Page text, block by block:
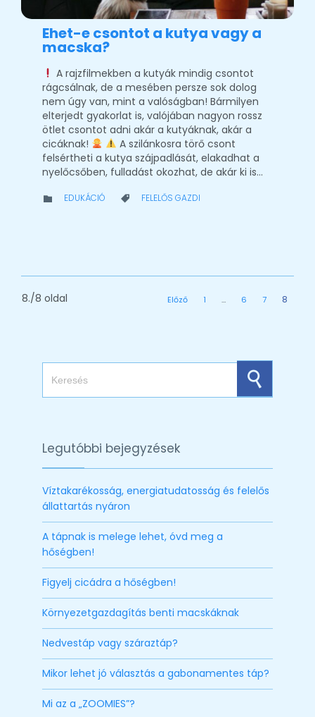
Ehet-e csontot a kutya vagy a
macska?
A rajzfilmekben a kutyák mindig csontot
rágcsálnak, de a mesében persze sok dolog
nem úgy van, mint a valóságban! Bármilyen
elterjedt gyakorlat is, valójában nagyon rossz
ötlet csontot adni akár a kutyáknak, akár a
cicáknak!
A szilánkosra törő csont
felsértheti a kutya szájpadlását, elakadhat a
nyelőcsőben, fulladást okozhat, de akár ki is…
 CATEGORY
EDUKÁCIÓ  CATEGORY
FELELŐS GAZDI
8./8 oldal Előző 1 … 6 7 8
Legutóbbi bejegyzések
Víztakarékosság, energiatudatosság és felelős
állattartás nyáron
A tápnak is melege lehet, óvd meg a
hőségben!
Figyelj cicádra a hőségben!
Környezetgazdagítás benti macskáknak
Nedvestáp vagy száraztáp?
Mikor lehet jó választás a gabonamentes táp?
Mi az a „ZOOMIES”?